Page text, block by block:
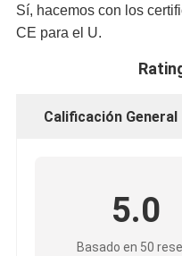
Sí, hacemos con los
CE para el U.
Calificación General
5.0
Basado en 50